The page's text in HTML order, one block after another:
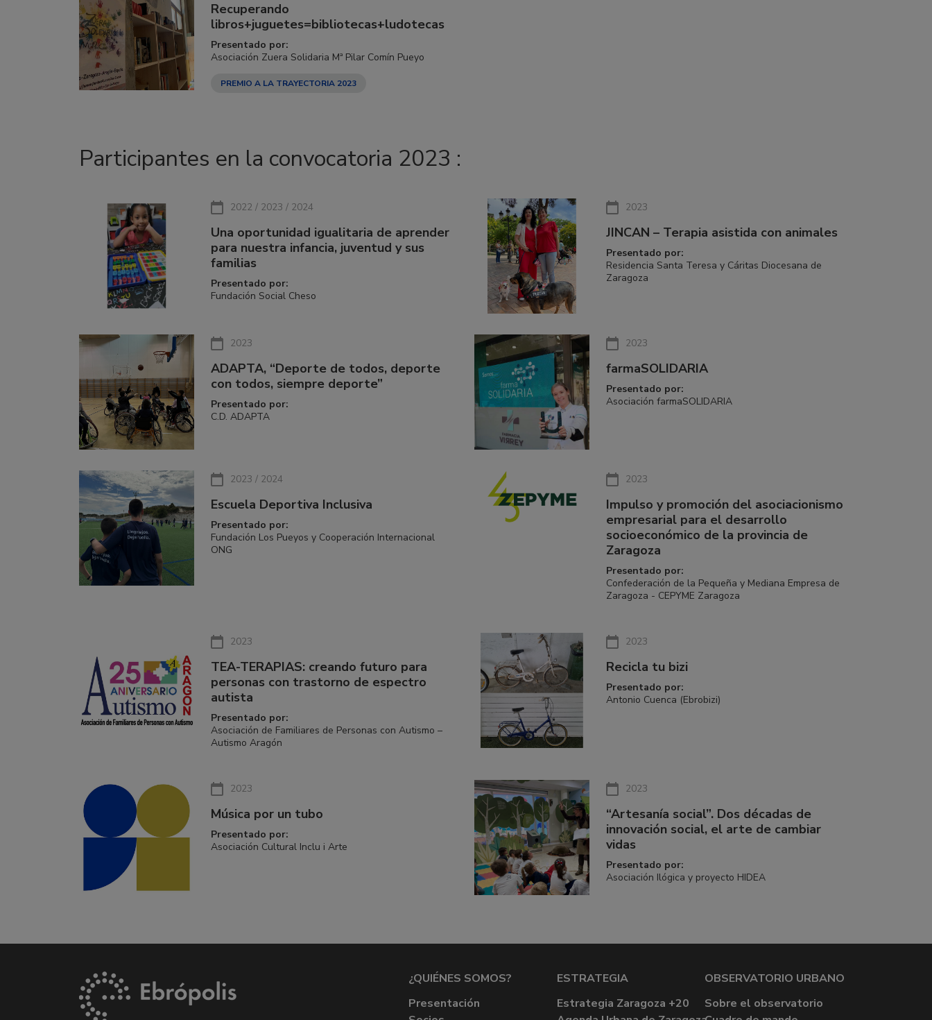
Recuperando
libros+juguetes=bibliotecas+ludotecas
Presentado por:
Asociación Zuera Solidaria Mª Pilar Comín Pueyo
PREMIO A LA TRAYECTORIA 2023
Participantes en la convocatoria 2023 :
2022 / 2023 / 2024
Una oportunidad igualitaria de aprender
para nuestra infancia, juventud y sus
familias
Presentado por:
Fundación Social Cheso
2023
JINCAN – Terapia asistida con animales
Presentado por:
Residencia Santa Teresa y Cáritas Diocesana de
Zaragoza
2023
ADAPTA, “Deporte de todos, deporte
con todos, siempre deporte”
Presentado por:
C.D. ADAPTA
2023
farmaSOLIDARIA
Presentado por:
Asociación farmaSOLIDARIA
2023 / 2024
Escuela Deportiva Inclusiva
Presentado por:
Fundación Los Pueyos y Cooperación Internacional
ONG
2023
Impulso y promoción del asociacionismo
empresarial para el desarrollo
socioeconómico de la provincia de
Zaragoza
Presentado por:
Confederación de la Pequeña y Mediana Empresa de
Zaragoza - CEPYME Zaragoza
2023
TEA-TERAPIAS: creando futuro para
personas con trastorno de espectro
autista
Presentado por:
Asociación de Familiares de Personas con Autismo –
Autismo Aragón
2023
Recicla tu bizi
Presentado por:
Antonio Cuenca (Ebrobizi)
2023
Música por un tubo
Presentado por:
Asociación Cultural Inclu i Arte
2023
“Artesanía social”. Dos décadas de
innovación social, el arte de cambiar
vidas
Presentado por:
Asociación Ilógica y proyecto HIDEA
¿QUIÉNES SOMOS?
Presentación
ESTRATEGIA
Estrategia Zaragoza +20
OBSERVATORIO URBANO
Sobre el observatorio